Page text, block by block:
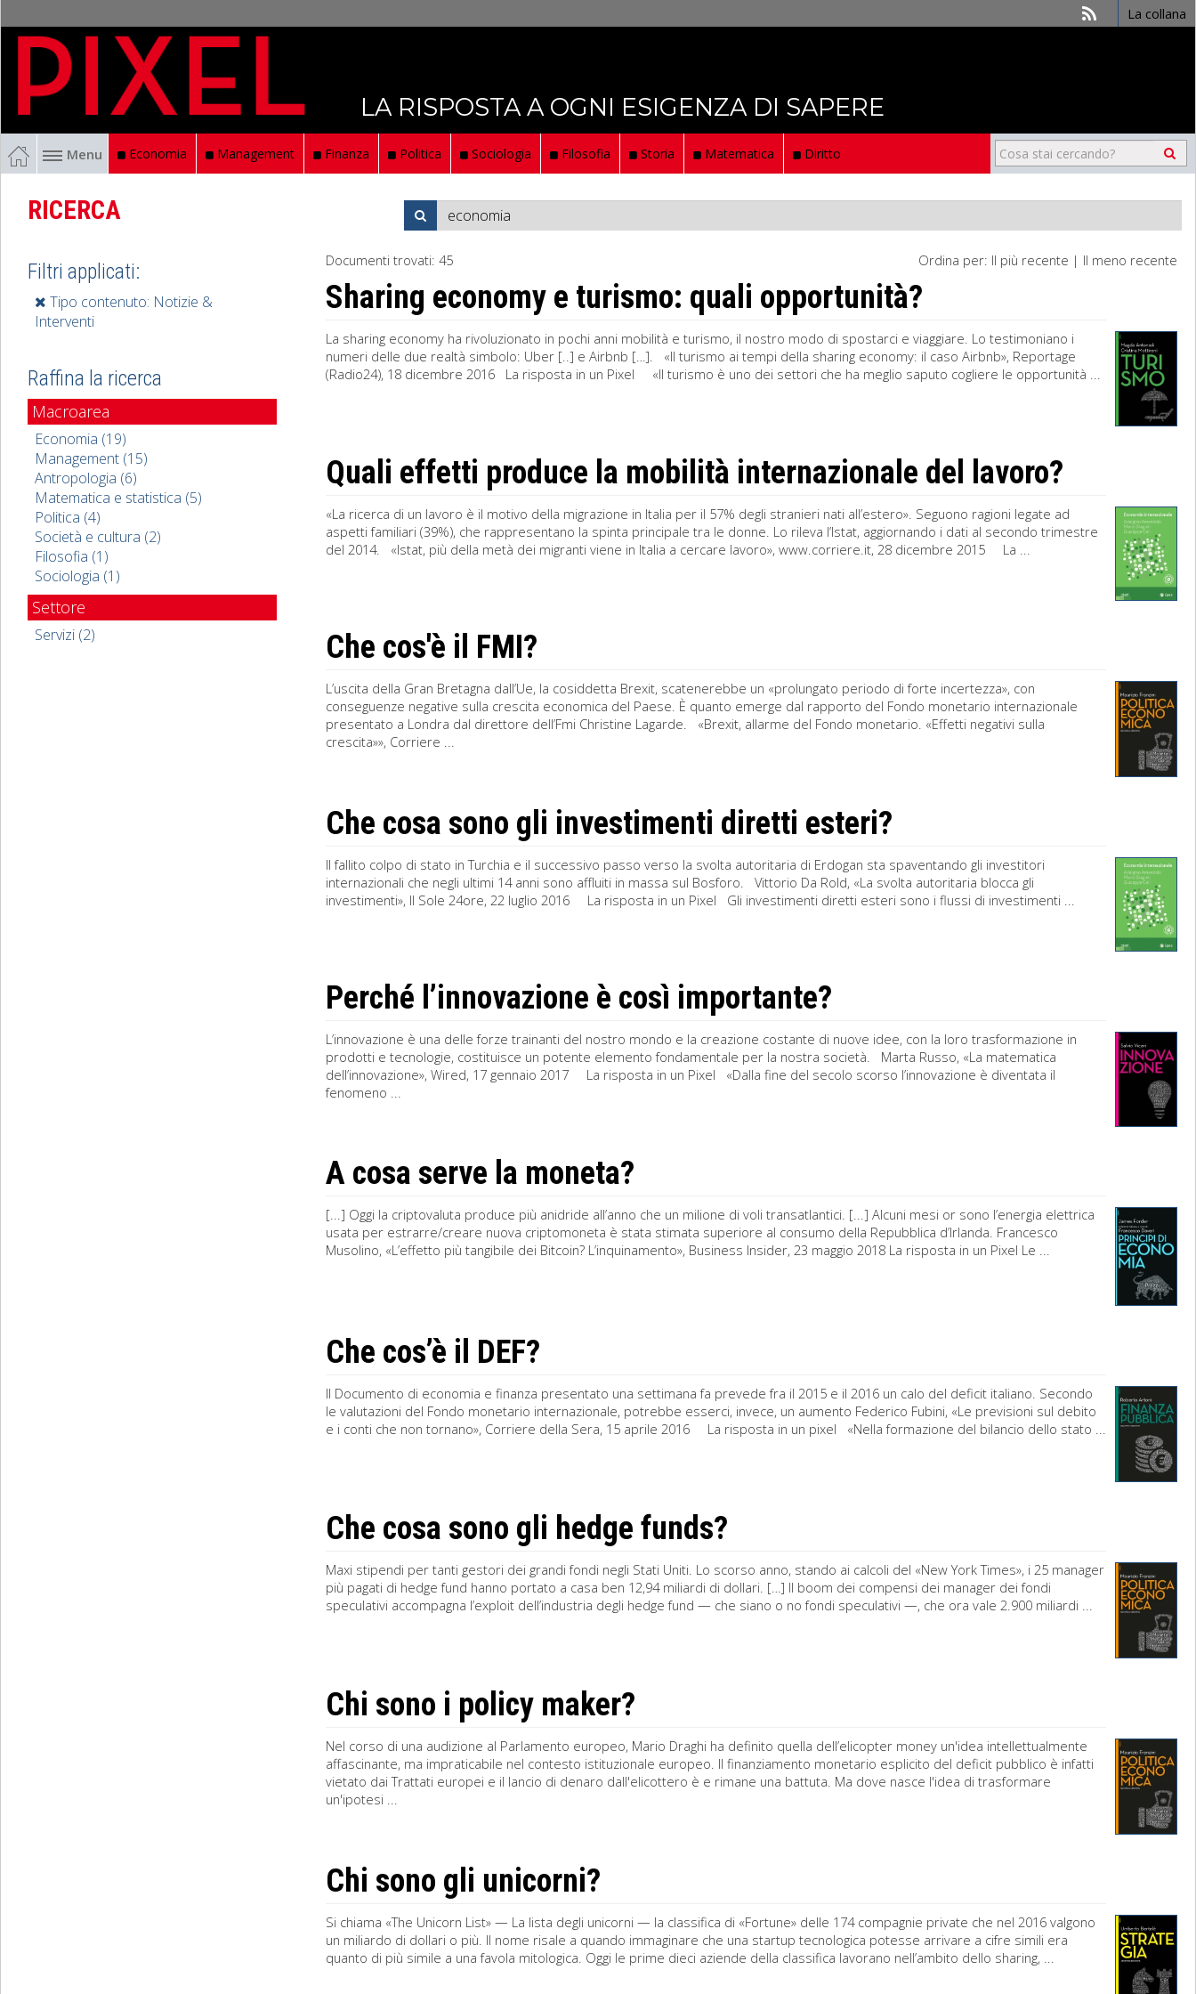
La collana
LA RISPOSTA A OGNI ESIGENZA DI SAPERE
Menu Economia Management Finanza Politica Sociologia Filosofia Storia Matematica Diritto
RICERCA
Ordina per: Il più recente | Il meno recente
Documenti trovati: 45
Sharing economy e turismo: quali opportunità?
La sharing economy ha rivoluzionato in pochi anni mobilità e turismo, il nostro modo di spostarci e viaggiare. Lo testimoniano i
numeri delle due realtà simbolo: Uber [..] e Airbnb […]. «Il turismo ai tempi della sharing economy: il caso Airbnb», Reportage
(Radio24), 18 dicembre 2016 La risposta in un Pixel «Il turismo è uno dei settori che ha meglio saputo cogliere le opportunità ...
Quali effetti produce la mobilità internazionale del lavoro?
«La ricerca di un lavoro è il motivo della migrazione in Italia per il 57% degli stranieri nati all’estero». Seguono ragioni legate ad
aspetti familiari (39%), che rappresentano la spinta principale tra le donne. Lo rileva l’Istat, aggiornando i dati al secondo trimestre
del 2014. «Istat, più della metà dei migranti viene in Italia a cercare lavoro», www.corriere.it, 28 dicembre 2015 La ...
Che cos'è il FMI?
L’uscita della Gran Bretagna dall’Ue, la cosiddetta Brexit, scatenerebbe un «prolungato periodo di forte incertezza», con
conseguenze negative sulla crescita economica del Paese. È quanto emerge dal rapporto del Fondo monetario internazionale
presentato a Londra dal direttore dell’Fmi Christine Lagarde. «Brexit, allarme del Fondo monetario. «Effetti negativi sulla
crescita»», Corriere ...
Che cosa sono gli investimenti diretti esteri?
Il fallito colpo di stato in Turchia e il successivo passo verso la svolta autoritaria di Erdogan sta spaventando gli investitori
internazionali che negli ultimi 14 anni sono affluiti in massa sul Bosforo. Vittorio Da Rold, «La svolta autoritaria blocca gli
investimenti», Il Sole 24ore, 22 luglio 2016 La risposta in un Pixel Gli investimenti diretti esteri sono i flussi di investimenti ...
Perché l’innovazione è così importante?
L’innovazione è una delle forze trainanti del nostro mondo e la creazione costante di nuove idee, con la loro trasformazione in
prodotti e tecnologie, costituisce un potente elemento fondamentale per la nostra società. Marta Russo, «La matematica
dell’innovazione», Wired, 17 gennaio 2017 La risposta in un Pixel «Dalla fine del secolo scorso l’innovazione è diventata il
fenomeno ...
A cosa serve la moneta?
[...] Oggi la criptovaluta produce più anidride all’anno che un milione di voli transatlantici. [...] Alcuni mesi or sono l’energia elettrica
usata per estrarre/creare nuova criptomoneta è stata stimata superiore al consumo della Repubblica d’Irlanda. Francesco
Musolino, «L’effetto più tangibile dei Bitcoin? L’inquinamento», Business Insider, 23 maggio 2018 La risposta in un Pixel Le ...
Che cos’è il DEF?
Il Documento di economia e finanza presentato una settimana fa prevede fra il 2015 e il 2016 un calo del deficit italiano. Secondo
le valutazioni del Fondo monetario internazionale, potrebbe esserci, invece, un aumento Federico Fubini, «Le previsioni sul debito
e i conti che non tornano», Corriere della Sera, 15 aprile 2016 La risposta in un pixel «Nella formazione del bilancio dello stato ...
Che cosa sono gli hedge funds?
Maxi stipendi per tanti gestori dei grandi fondi negli Stati Uniti. Lo scorso anno, stando ai calcoli del «New York Times», i 25 manager
più pagati di hedge fund hanno portato a casa ben 12,94 miliardi di dollari. […] Il boom dei compensi dei manager dei fondi
speculativi accompagna l’exploit dell’industria degli hedge fund — che siano o no fondi speculativi —, che ora vale 2.900 miliardi ...
Chi sono i policy maker?
Nel corso di una audizione al Parlamento europeo, Mario Draghi ha definito quella dell’elicopter money un'idea intellettualmente
affascinante, ma impraticabile nel contesto istituzionale europeo. Il finanziamento monetario esplicito del deficit pubblico è infatti
vietato dai Trattati europei e il lancio di denaro dall'elicottero è e rimane una battuta. Ma dove nasce l'idea di trasformare
un'ipotesi ...
Chi sono gli unicorni?
Si chiama «The Unicorn List» — La lista degli unicorni — la classifica di «Fortune» delle 174 compagnie private che nel 2016 valgono
un miliardo di dollari o più. Il nome risale a quando immaginare che una startup tecnologica potesse arrivare a cifre simili era
quanto di più simile a una favola mitologica. Oggi le prime dieci aziende della classifica lavorano nell’ambito dello sharing, ...
Filtri applicati:
Tipo contenuto: Notizie &
Interventi
Raffina la ricerca
Macroarea
Economia (19)
Management (15)
Antropologia (6)
Matematica e statistica (5)
Politica (4)
Società e cultura (2)
Filosofia (1)
Sociologia (1)
Settore
Servizi (2)